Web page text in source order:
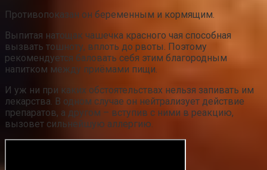
Противопоказан он беременным и кормящим.
Выпитая натощак чашечка красного чая способная
вызвать тошноту, вплоть до рвоты. Поэтому
рекомендуется баловать себя этим благородным
напитком между приёмами пищи.
И уж ни при каких обстоятельствах нельзя запивать им
лекарства. В одном случае он нейтрализует действие
препаратов, а другом – вступив с ними в реакцию,
вызовет сильнейшую аллергию.